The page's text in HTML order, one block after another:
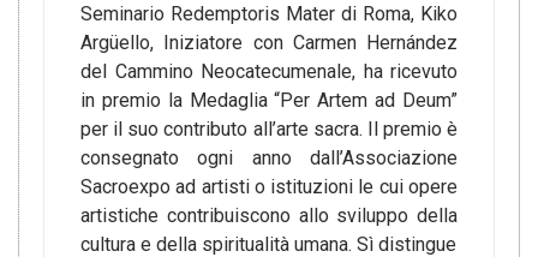
Seminario Redemptoris Mater di Roma, Kiko
Argüello, Iniziatore con Carmen Hernández
del Cammino Neocatecumenale, ha ricevuto
in premio la Medaglia “Per Artem ad Deum”
per il suo contributo all’arte sacra. Il premio è
consegnato ogni anno dall’Associazione
Sacroexpo ad artisti o istituzioni le cui opere
artistiche contribuiscono allo sviluppo della
cultura e della spiritualità umana. Sì distingue